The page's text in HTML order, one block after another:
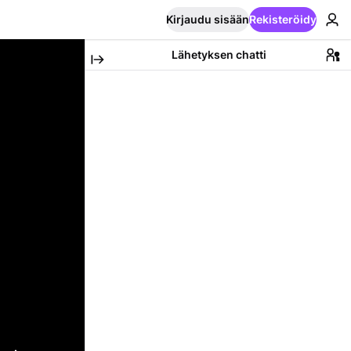
Kirjaudu sisäänRekisteröidy
Lähetyksen chatti